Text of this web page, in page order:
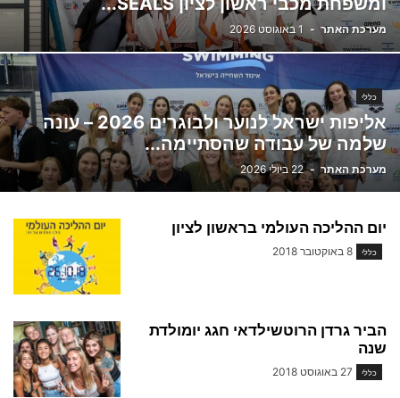
מערכת האתר - 1 באוגוסט 2026
כללי
אליפות ישראל לנוער ולבוגרים 2026 – עונה
שלמה של עבודה שהסתיימה...
מערכת האתר - 22 ביולי 2026
יום ההליכה העולמי בראשון לציון
כללי 8 באוקטובר 2018
הביר גרדן הרוטשילדאי חגג יומולדת
שנה
כללי 27 באוגוסט 2018